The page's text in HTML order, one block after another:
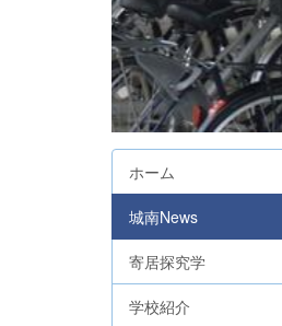
ホーム
城南News
寄居探究学
学校紹介